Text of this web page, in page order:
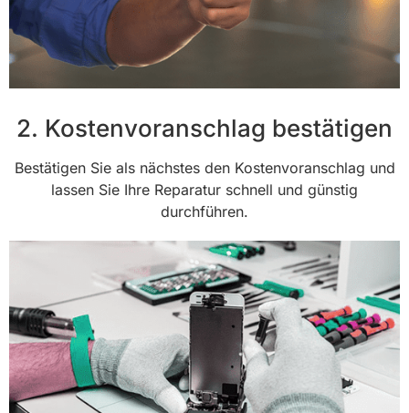
2. Kostenvoranschlag bestätigen
Bestätigen Sie als nächstes den Kostenvoranschlag und
lassen Sie Ihre Reparatur schnell und günstig
durchführen.